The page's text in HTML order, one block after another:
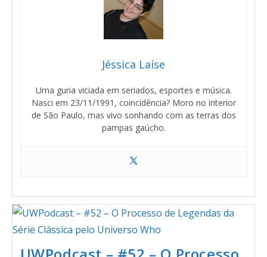
Jéssica Laíse
Uma guria viciada em seriados, esportes e música.
Nasci em 23/11/1991, coincidência? Moro no interior
de São Paulo, mas vivo sonhando com as terras dos
pampas gaúcho.